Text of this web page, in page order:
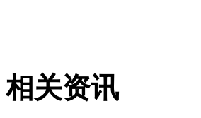
相关资讯